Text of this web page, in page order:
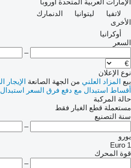
الإمارات العربية المتحدة أوروبا
لاتفيا
ليتوانيا
الدنمارك
الأخرى
أوكرانيا
السعر
–
نوع الإعلان
بيع المزاد العلني من الجهة الصانعة الإيجار
أقساط استبدال مع دفع فرق السعر استبدال
حالة المركبة
مستعملة قطع الغيار فقط
سنة التصنيع
–
يورو
Euro 1
قوة المحرك
–